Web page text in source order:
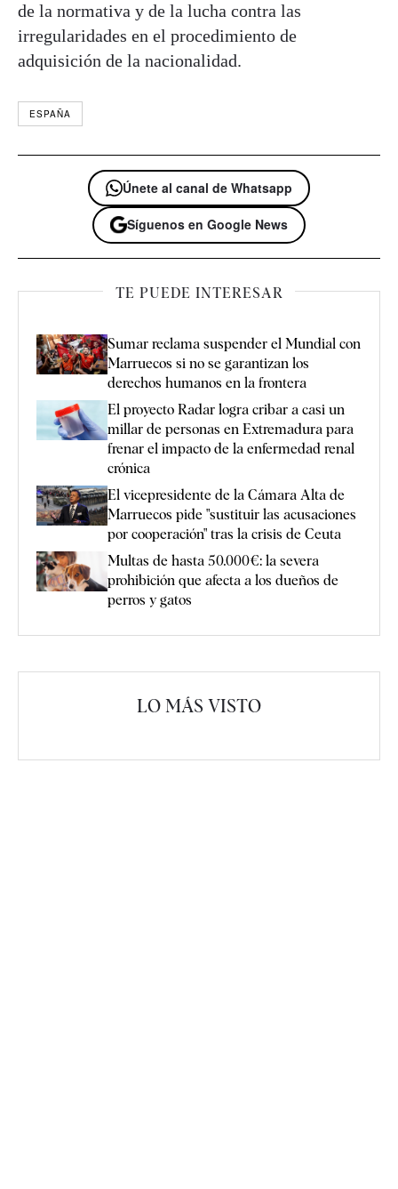
de la normativa y de la lucha contra las
irregularidades en el procedimiento de
adquisición de la nacionalidad.
ESPAÑA
Únete al canal de Whatsapp
Síguenos en Google News
TE PUEDE INTERESAR
Sumar reclama suspender el Mundial con
Marruecos si no se garantizan los
derechos humanos en la frontera
El proyecto Radar logra cribar a casi un
millar de personas en Extremadura para
frenar el impacto de la enfermedad renal
crónica
El vicepresidente de la Cámara Alta de
Marruecos pide "sustituir las acusaciones
por cooperación" tras la crisis de Ceuta
Multas de hasta 50.000€: la severa
prohibición que afecta a los dueños de
perros y gatos
LO MÁS VISTO